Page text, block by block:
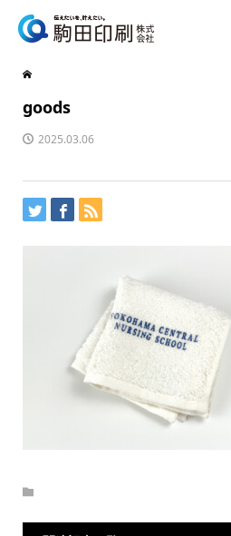
goods
2025.03.06